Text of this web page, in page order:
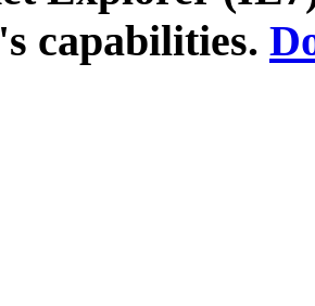
capabilities.